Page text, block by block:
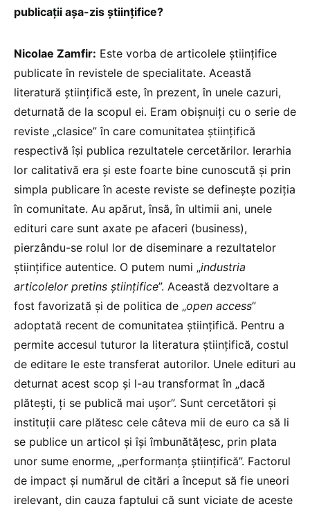
publicații așa-zis științifice?
Nicolae Zamfir: Este vorba de articolele științifice
publicate în revistele de specialitate. Această
literatură științifică este, în prezent, în unele cazuri,
deturnată de la scopul ei. Eram obișnuiți cu o serie de
reviste „clasice” în care comunitatea științifică
respectivă își publica rezultatele cercetărilor. Ierarhia
lor calitativă era și este foarte bine cunoscută și prin
simpla publicare în aceste reviste se definește poziția
în comunitate. Au apărut, însă, în ultimii ani, unele
edituri care sunt axate pe afaceri (business),
pierzându-se rolul lor de diseminare a rezultatelor
științifice autentice. O putem numi „industria
articolelor pretins științifice”. Această dezvoltare a
fost favorizată și de politica de „open access”
adoptată recent de comunitatea științifică. Pentru a
permite accesul tuturor la literatura științifică, costul
de editare le este transferat autorilor. Unele edituri au
deturnat acest scop și l-au transformat în „dacă
plătești, ți se publică mai ușor”. Sunt cercetători și
instituții care plătesc cele câteva mii de euro ca să li
se publice un articol și își îmbunătățesc, prin plata
unor sume enorme, „performanța științifică”. Factorul
de impact și numărul de citări a început să fie uneori
irelevant, din cauza faptului că sunt viciate de aceste